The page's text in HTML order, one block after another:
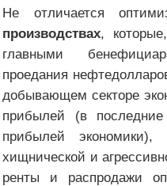
Не отличается
производствах,
главными
проедания
добывающем секторе
прибылей (в
прибылей экономики),
хищнической и
ренты и распродажи